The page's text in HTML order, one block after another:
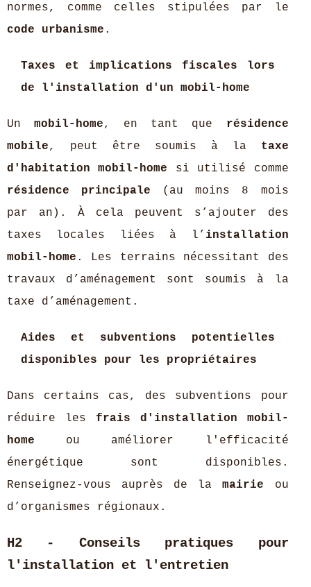
normes, comme celles stipulées par le
code urbanisme .
Taxes et implications fiscales lors
de l'installation d'un mobil-home
Unmobil-home, en tant que résidence
mobile, peut être soumis à la taxe
d'habitation mobil-home si utilisé comme
résidence principale (au moins 8 mois
par an). À cela peuvent s’ajouter des
taxes locales liées à l’ installation
mobil-home . Les terrains nécessitant des
travaux d’aménagement sont soumis à la
taxe d’aménagement.
Aides et subventions potentielles
disponibles pour les propriétaires
Dans certains cas, des subventions pour
réduire les frais d'installation mobil-
home ou améliorer l'efficacité
énergétique sont disponibles.
Renseignez-vous auprès de lamairie ou
d’organismes régionaux.
H2 - Conseils pratiques pour
l'installation et l'entretien